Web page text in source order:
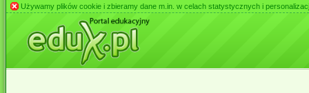
Używamy plików cookie i zbieramy dane m.in. w celach statystycznych i